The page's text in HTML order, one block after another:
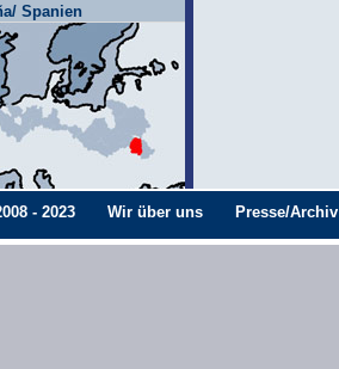
Spanien
- 2023 Wir über uns Presse/Archiv